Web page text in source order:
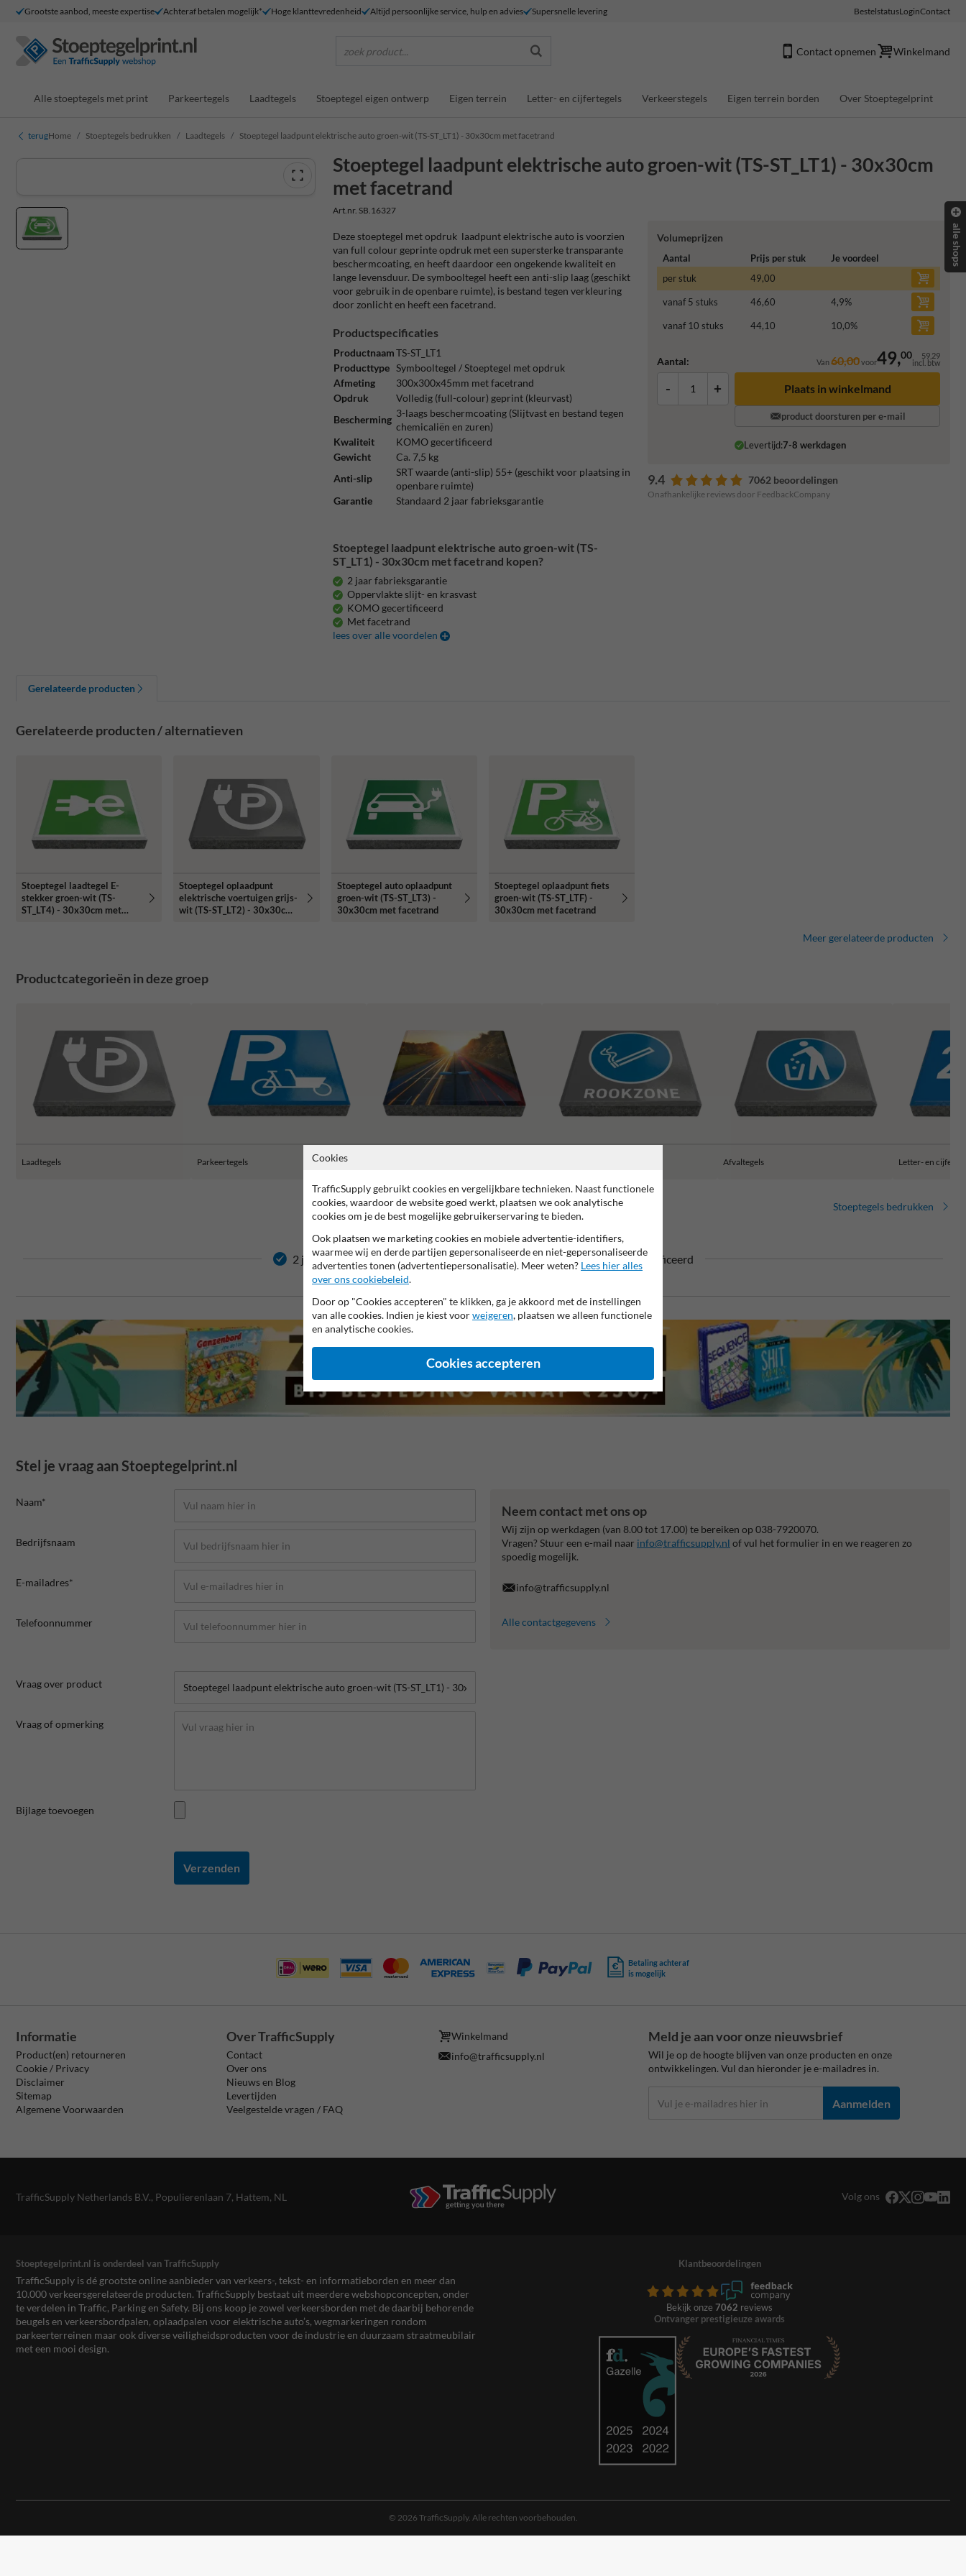
Grootste aanbod, meeste expertise Achteraf betalen mogelijk* Hoge klanttevredenheid Altijd persoonlijke service, hulp en advies Supersnelle levering BestelstatusLoginContact
zoek product... Contact opnemen Winkelmand
Alle stoeptegels met print Parkeertegels Laadtegels Stoeptegel eigen ontwerp Eigen terrein Letter- en cijfertegels Verkeerstegels Eigen terrein borden Over Stoeptegelprint
terugHome Stoeptegels bedrukken Laadtegels Stoeptegel laadpunt elektrische auto groen-wit (TS-ST_LT1) - 30x30cm met facetrand
Stoeptegel laadpunt elektrische auto groen-wit (TS-ST_LT1) - 30x30cm
met facetrand
Art.nr. SB.16327
Volumeprijzen
Aantal Prijs per stuk
Je voordeel
per stuk
49,00
vanaf 5 stuks 46,60 4,9%
vanaf 10 stuks 44,10 10,0%
Aantal: Van60,00voor49,00 59,29
incl. btw
- + Plaats in winkelmand
product doorsturen per e-mail
Levertijd:7-8 werkdagen
9.4 7062 beoordelingen
Onafhankelijke reviews door FeedbackCompany
Deze stoeptegel met opdruk laadpunt elektrische auto is voorzien
van full colour geprinte opdruk met een supersterke transparante
beschermcoating, en heeft daardoor een ongekende kwaliteit en
lange levensduur. De symbooltegel heeft een anti-slip laag (geschikt
voor gebruik in de openbare ruimte), is bestand tegen verkleuring
door zonlicht en heeft een facetrand.
Productspecificaties
ProductnaamTS-ST_LT1
Producttype Symbooltegel / Stoeptegel met opdruk
Afmeting
300x300x45mm met facetrand
Opdruk
Volledig (full-colour) geprint (kleurvast)
Bescherming
3-laags beschermcoating (Slijtvast en bestand tegen
chemicaliën en zuren)
Kwaliteit
KOMO gecertificeerd
Gewicht
Ca. 7,5 kg
Anti-slip
SRT waarde (anti-slip) 55+ (geschikt voor plaatsing in
openbare ruimte)
Garantie
Standaard 2 jaar fabrieksgarantie
Stoeptegel laadpunt elektrische auto groen-wit (TS-
ST_LT1) - 30x30cm met facetrand kopen?
2 jaar fabrieksgarantie
Oppervlakte slijt- en krasvast
KOMO gecertificeerd
Met facetrand
lees over alle voordelen
Gerelateerde producten
Gerelateerde producten / alternatieven
Stoeptegel laadtegel E-
stekker groen-wit (TS-
ST_LT4) - 30x30cm met
Stoeptegel oplaadpunt
elektrische voertuigen grijs-
wit (TS-ST_LT2) - 30x30cm
Stoeptegel auto oplaadpunt
groen-wit (TS-ST_LT3) -
30x30cm met facetrand
Stoeptegel oplaadpunt fiets
groen-wit (TS-ST_LTF) -
30x30cm met facetrand
Meer gerelateerde producten
Productcategorieën in deze groep
Laadtegels Parkeertegels Afvaltegels Letter- en
Stoeptegels bedrukken
2 jaar fabrieksgarantie Oppervlakte slijt- en krasvast KOMO gecertificeerd
Stel je vraag aan Stoeptegelprint.nl
Naam*
Bedrijfsnaam
E-mailadres*
Telefoonnummer
Vraag over product
Vraag of opmerking
Bijlage toevoegen
Verzenden
Neem contact met ons op
Wij zijn op werkdagen (van 8.00 tot 17.00) te bereiken op 038-7920070.
Vragen? Stuur een e-mail naar info@trafficsupply.nl of vul het formulier in en we reageren zo
spoedig mogelijk.
info@trafficsupply.nl
Alle contactgegevens
Betaling achteraf
is mogelijk
Informatie
Product(en) retourneren
Cookie / Privacy
Disclaimer
Sitemap
Algemene Voorwaarden
Over TrafficSupply
Contact
Over ons
Nieuws en Blog
Levertijden
Veelgestelde vragen / FAQ
Winkelmand
info@trafficsupply.nl
Meld je aan voor onze nieuwsbrief
Wil je op de hoogte blijven van onze producten en onze
ontwikkelingen. Vul dan hieronder je e-mailadres in.
Aanmelden
TrafficSupply Netherlands B.V., Populierenlaan 7, Hattem, NL Volg ons
Stoeptegelprint.nl is onderdeel van TrafficSupply
TrafficSupply is dé grootste online aanbieder van verkeers-, tekst- en informatieborden en meer dan
10.000 verkeersgerelateerde producten. TrafficSupply bestaat uit meerdere webshopconcepten, onder
te verdelen in Traffic, Parking en Safety. Bij ons koop je zowel verkeersborden met de daarbij behorende
beugels en verkeersbordpalen, oplaadpalen voor elektrische auto’s, wegmarkeringen rondom
parkeerterreinen maar ook diverse veiligheidsproducten voor de industrie en duurzaam straatmeubilair
met een mooi design.
Klantbeoordelingen
Bekijk onze 7062 reviews
Ontvanger prestigieuze awards
© 2026 TrafficSupply. Alle rechten voorbehouden.
alle shops
Cookies
TrafficSupply gebruikt cookies en vergelijkbare technieken. Naast functionele
cookies, waardoor de website goed werkt, plaatsen we ook analytische
cookies om je de best mogelijke gebruikerservaring te bieden.
Ook plaatsen we marketing cookies en mobiele advertentie-identifiers,
waarmee wij en derde partijen gepersonaliseerde en niet-gepersonaliseerde
advertenties tonen (advertentiepersonalisatie). Meer weten? Lees hier alles
over ons cookiebeleid.
Door op "Cookies accepteren" te klikken, ga je akkoord met de instellingen
van alle cookies. Indien je kiest voorweigeren, plaatsen we alleen functionele
en analytische cookies.
Cookies accepteren